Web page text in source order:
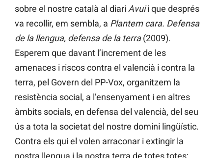
sobre el nostre català al diari Avuii que després
va recollir, em sembla, a Plantem cara. Defensa
de la llengua, defensa de la terra(2009).
Esperem que davant l’increment de les
amenaces i riscos contra el valencià i contra la
terra, pel Govern del PP-Vox, organitzem la
resistència social, a l’ensenyament i en altres
àmbits socials, en defensa del valencià, del seu
ús a tota la societat del nostre domini lingüístic.
Contra els qui el volen arraconar i extingir la